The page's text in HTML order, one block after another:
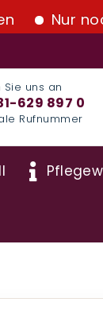
noch
Sie uns an
629 897 0
Rufnummer